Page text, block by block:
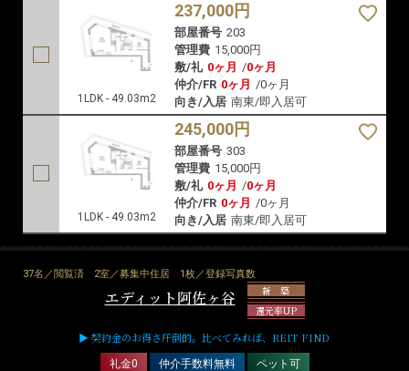
1LDK - 49.03m2
237,000円
部屋番号 203
管理費 15,000円
敷/礼 0ヶ月 /0ヶ月
仲介/FR 0ヶ月 /0ヶ月
向き/入居 南東/即入居可
1LDK - 49.03m2
245,000円
部屋番号 303
管理費 15,000円
敷/礼 0ヶ月 /0ヶ月
仲介/FR 0ヶ月 /0ヶ月
向き/入居 南東/即入居可
37名／閲覧済 2室／募集中住居 1枚／登録写真数
エディット阿佐ヶ谷
新 築
還元率UP
▶ 契約金のお得さ圧倒的。比べてみれば、REIT FIND
礼金0 仲介手数料無料 ペット可